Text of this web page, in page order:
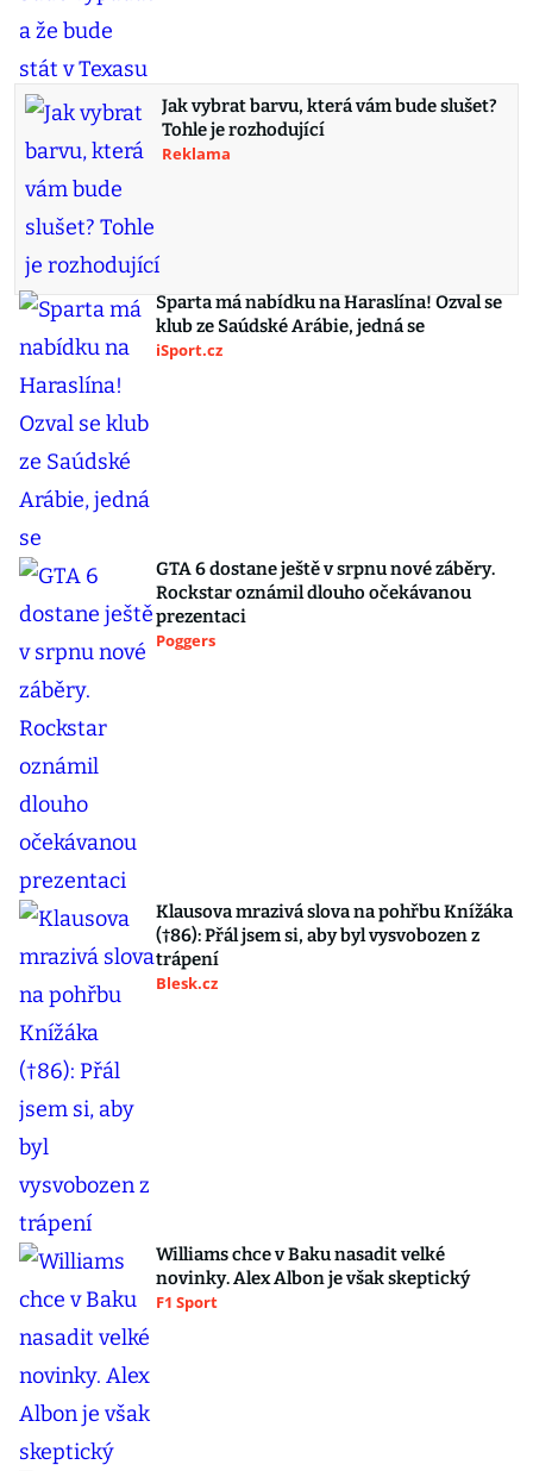
Jak vybrat barvu, která vám bude slušet?
Tohle je rozhodující
Reklama
Sparta má nabídku na Haraslína! Ozval se
klub ze Saúdské Arábie, jedná se
iSport.cz
GTA 6 dostane ještě v srpnu nové záběry.
Rockstar oznámil dlouho očekávanou
prezentaci
Poggers
Klausova mrazivá slova na pohřbu Knížáka
(†86): Přál jsem si, aby byl vysvobozen z
trápení
Blesk.cz
Williams chce v Baku nasadit velké
novinky. Alex Albon je však skeptický
F1 Sport